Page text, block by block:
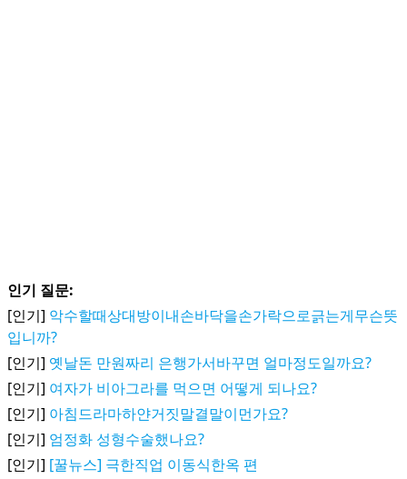
인기 질문:
[인기] 악수할때상대방이내손바닥을손가락으로긁는게무슨뜻
입니까?
[인기] 옛날돈 만원짜리 은행가서바꾸면 얼마정도일까요?
[인기] 여자가 비아그라를 먹으면 어떻게 되나요?
[인기] 아침드라마하얀거짓말결말이먼가요?
[인기] 엄정화 성형수술했나요?
[인기] [꿀뉴스] 극한직업 이동식한옥 편